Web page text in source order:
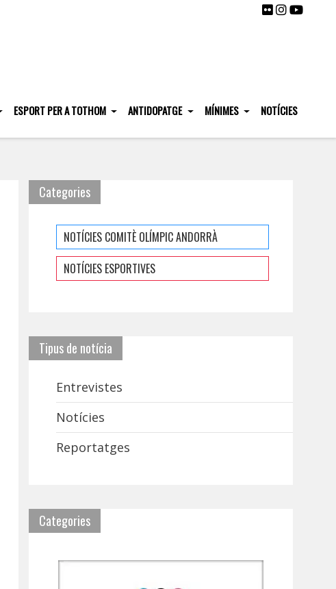
ESPORT PER A TOTHOM ANTIDOPATGE MÍNIMES NOTÍCIES
Categories
NOTÍCIES COMITÈ OLÍMPIC ANDORRÀ
NOTÍCIES ESPORTIVES
Tipus de notícia
Entrevistes
Notícies
Reportatges
Categories